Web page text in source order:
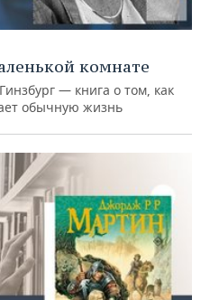
комнате
— книга о том, как
обычную жизнь